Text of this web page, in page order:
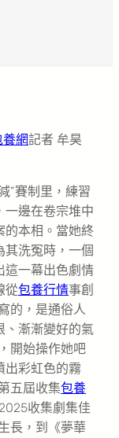
養網記者 牟昊
”賽制里，練習
一邊在卷宗堆中
的本相。當她終
洗冤時，一個
這一幕出色劇情
從包養行情事創
的，是通俗人
、漸漸變好的氣
開始操作她吧
出彩虹色的霧
五屆收集包養
收集劇集佳
長，到《夢華